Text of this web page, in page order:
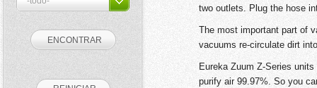
two outlets. Plug the hose
The most important part of
vacuums re-circulate dirt
Eureka Zuum Z-Series
purify air 99.97%. So you